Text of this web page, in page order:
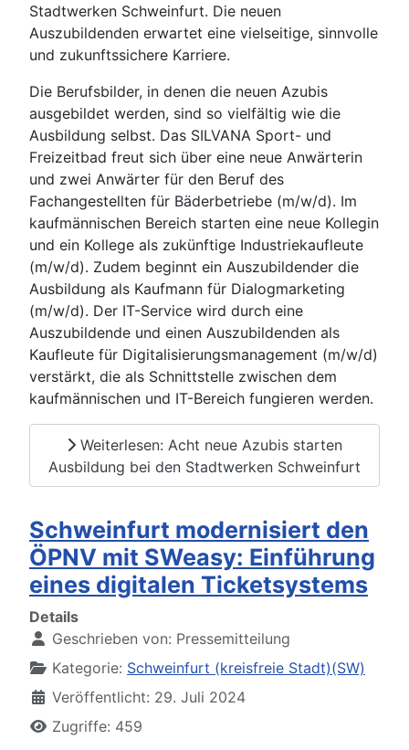
Stadtwerken Schweinfurt. Die neuen
Auszubildenden erwartet eine vielseitige, sinnvolle
und zukunftssichere Karriere.
Die Berufsbilder, in denen die neuen Azubis
ausgebildet werden, sind so vielfältig wie die
Ausbildung selbst. Das SILVANA Sport- und
Freizeitbad freut sich über eine neue Anwärterin
und zwei Anwärter für den Beruf des
Fachangestellten für Bäderbetriebe (m/w/d). Im
kaufmännischen Bereich starten eine neue Kollegin
und ein Kollege als zukünftige Industriekaufleute
(m/w/d). Zudem beginnt ein Auszubildender die
Ausbildung als Kaufmann für Dialogmarketing
(m/w/d). Der IT-Service wird durch eine
Auszubildende und einen Auszubildenden als
Kaufleute für Digitalisierungsmanagement (m/w/d)
verstärkt, die als Schnittstelle zwischen dem
kaufmännischen und IT-Bereich fungieren werden.
Weiterlesen: Acht neue Azubis starten
Ausbildung bei den Stadtwerken Schweinfurt
Schweinfurt modernisiert den
ÖPNV mit SWeasy: Einführung
eines digitalen Ticketsystems
Details
Geschrieben von: Pressemitteilung
Kategorie: Schweinfurt (kreisfreie Stadt)(SW)
Veröffentlicht: 29. Juli 2024
Zugriffe: 459